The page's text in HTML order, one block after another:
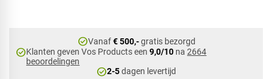
check_circleVanaf€ 500,-gratis bezorgd
check_circleKlanten geven Vos Products een9,0/10 na2664
beoordelingen
check_circle2-5dagen levertijd